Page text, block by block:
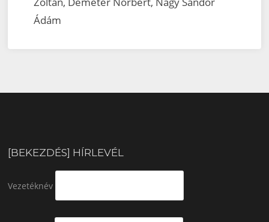
Ádám
[BEKEZDÉS] HÍRLEVÉL
Vezetéknév